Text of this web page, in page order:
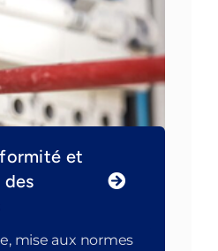
et
des
mise aux normes